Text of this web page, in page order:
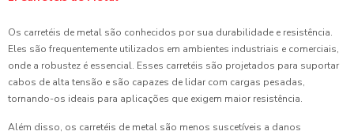
Os carretéis de metal são conhecidos por sua durabilidade e resistência.
Eles são frequentemente utilizados em ambientes industriais e comerciais,
onde a robustez é essencial. Esses carretéis são projetados para suportar
cabos de alta tensão e são capazes de lidar com cargas pesadas,
tornando-os ideais para aplicações que exigem maior resistência.
Além disso, os carretéis de metal são menos suscetíveis a danos